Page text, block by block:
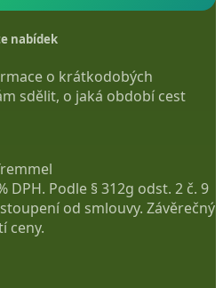
nabídek
o krátkodobých
sdělit, o jaká období cest
DPH. Podle § 312g odst. 2 č. 9
od smlouvy. Závěrečný
ceny.